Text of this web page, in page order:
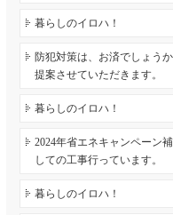
暮らしのイロハ！
防犯対策は、お済でしょう
提案させていただきます。
暮らしのイロハ！
2024年省エネキャンペーン
しての工事行っています。
暮らしのイロハ！